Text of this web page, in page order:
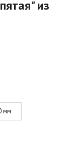
из
мм